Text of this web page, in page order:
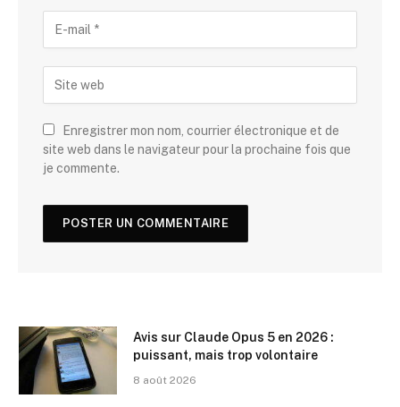
Enregistrer mon nom, courrier électronique et de
site web dans le navigateur pour la prochaine fois que
je commente.
Avis sur Claude Opus 5 en 2026 :
puissant, mais trop volontaire
8 août 2026